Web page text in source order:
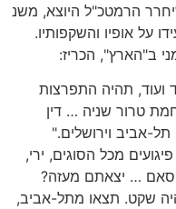
הרמטכ"ל היוצא, משנ
על אופיו והשקפותיו.
ב"הארץ", הכריז:
ועוד, תהיה התפרצות
טרור שניה … דין
אביב וירושלים."
מכל הסוגים, ירי,
… יצאתם מעזה?
שקט. תצאו מתל-אביב,